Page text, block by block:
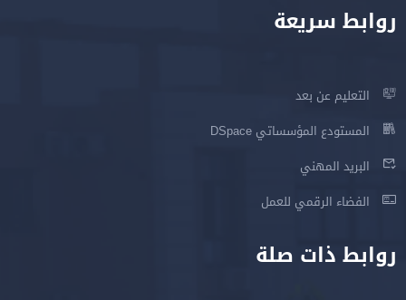
روابط سريعة
التعليم عن بعد
المستودع المؤسساتي DSpace
البريد المهني
الفضاء الرقمي للعمل
روابط ذات صلة